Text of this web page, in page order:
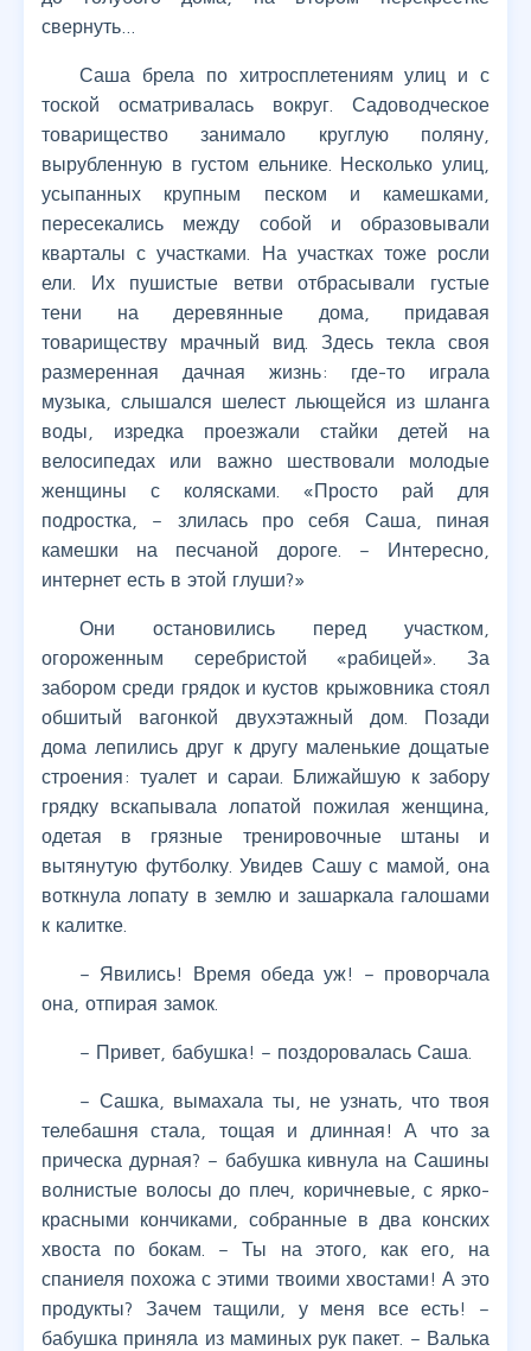
свернуть…
Саша брела по хитросплетениям улиц и с
тоской осматривалась вокруг. Садоводческое
товарищество занимало круглую поляну,
вырубленную в густом ельнике. Несколько улиц,
усыпанных крупным песком и камешками,
пересекались между собой и образовывали
кварталы с участками. На участках тоже росли
ели. Их пушистые ветви отбрасывали густые
тени на деревянные дома, придавая
товариществу мрачный вид. Здесь текла своя
размеренная дачная жизнь: где-то играла
музыка, слышался шелест льющейся из шланга
воды, изредка проезжали стайки детей на
велосипедах или важно шествовали молодые
женщины с колясками. «Просто рай для
подростка, – злилась про себя Саша, пиная
камешки на песчаной дороге. – Интересно,
интернет есть в этой глуши?»
Они остановились перед участком,
огороженным серебристой «рабицей». За
забором среди грядок и кустов крыжовника стоял
обшитый вагонкой двухэтажный дом. Позади
дома лепились друг к другу маленькие дощатые
строения: туалет и сараи. Ближайшую к забору
грядку вскапывала лопатой пожилая женщина,
одетая в грязные тренировочные штаны и
вытянутую футболку. Увидев Сашу с мамой, она
воткнула лопату в землю и зашаркала галошами
к калитке.
– Явились! Время обеда уж! – проворчала
она, отпирая замок.
– Привет, бабушка! – поздоровалась Саша.
– Сашка, вымахала ты, не узнать, что твоя
телебашня стала, тощая и длинная! А что за
прическа дурная? – бабушка кивнула на Сашины
волнистые волосы до плеч, коричневые, с ярко-
красными кончиками, собранные в два конских
хвоста по бокам. – Ты на этого, как его, на
спаниеля похожа с этими твоими хвостами! А это
продукты? Зачем тащили, у меня все есть! –
бабушка приняла из маминых рук пакет. – Валька